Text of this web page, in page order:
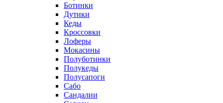
Ботинки
Дутики
Кеды
Кроссовки
Лоферы
Мокасины
Полуботинки
Полукеды
Полусапоги
Сабо
Сандалии